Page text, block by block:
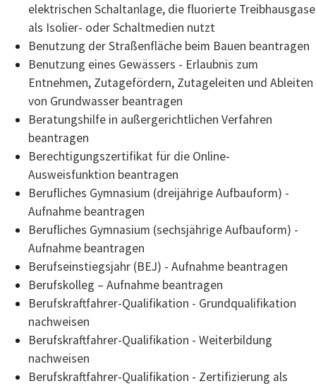
elektrischen Schaltanlage, die fluorierte Treibhausgase
als Isolier- oder Schaltmedien nutzt
Benutzung der Straßenfläche beim Bauen beantragen
Benutzung eines Gewässers - Erlaubnis zum
Entnehmen, Zutagefördern, Zutageleiten und Ableiten
von Grundwasser beantragen
Beratungshilfe in außergerichtlichen Verfahren
beantragen
Berechtigungszertifikat für die Online-
Ausweisfunktion beantragen
Berufliches Gymnasium (dreijährige Aufbauform) -
Aufnahme beantragen
Berufliches Gymnasium (sechsjährige Aufbauform) -
Aufnahme beantragen
Berufseinstiegsjahr (BEJ) - Aufnahme beantragen
Berufskolleg – Aufnahme beantragen
Berufskraftfahrer-Qualifikation - Grundqualifikation
nachweisen
Berufskraftfahrer-Qualifikation - Weiterbildung
nachweisen
Berufskraftfahrer-Qualifikation - Zertifizierung als